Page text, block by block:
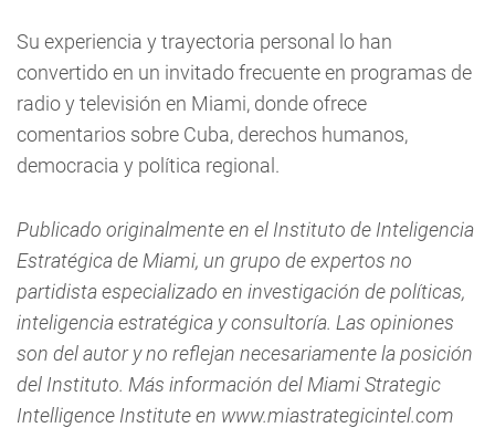
Su experiencia y trayectoria personal lo han
convertido en un invitado frecuente en programas de
radio y televisión en Miami, donde ofrece
comentarios sobre Cuba, derechos humanos,
democracia y política regional.
Publicado originalmente en el Instituto de Inteligencia
Estratégica de Miami, un grupo de expertos no
partidista especializado en investigación de políticas,
inteligencia estratégica y consultoría. Las opiniones
son del autor y no reflejan necesariamente la posición
del Instituto. Más información del Miami Strategic
Intelligence Institute en www.miastrategicintel.com